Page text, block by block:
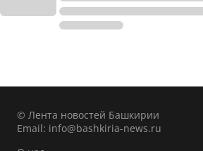
© Лента новостей Башкирии
Email: info@bashkiria-news.ru